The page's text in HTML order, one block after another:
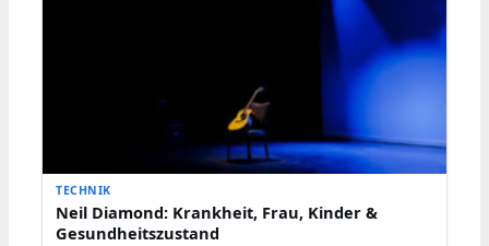
TECHNIK
Neil Diamond: Krankheit, Frau, Kinder &
Gesundheitszustand